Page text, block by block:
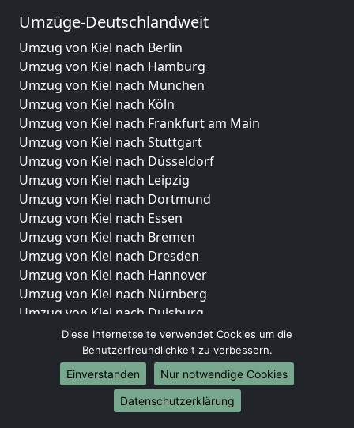
Umzüge-Deutschlandweit
Umzug von Kiel nach Berlin
Umzug von Kiel nach Hamburg
Umzug von Kiel nach München
Umzug von Kiel nach Köln
Umzug von Kiel nach Frankfurt am Main
Umzug von Kiel nach Stuttgart
Umzug von Kiel nach Düsseldorf
Umzug von Kiel nach Leipzig
Umzug von Kiel nach Dortmund
Umzug von Kiel nach Essen
Umzug von Kiel nach Bremen
Umzug von Kiel nach Dresden
Umzug von Kiel nach Hannover
Umzug von Kiel nach Nürnberg
Umzug von Kiel nach Duisburg
Umzug von Kiel nach Bochum
Umzug von Kiel nach Wuppertal
Umzug von Kiel nach Bielefeld
Umzug von Kiel nach Bonn
Umzug von Kiel nach Münster
Diese Internetseite verwendet Cookies um die
Benutzerfreundlichkeit zu verbessern.
Einverstanden
Nur notwendige Cookies
Datenschutzerklärung